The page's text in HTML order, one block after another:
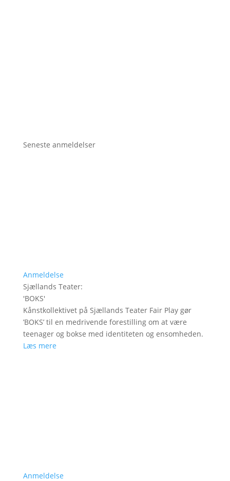
Seneste anmeldelser
Anmeldelse
Sjællands Teater:
'BOKS'
Kånstkollektivet på Sjællands Teater Fair Play gør
’BOKS’ til en medrivende forestilling om at være
teenager og bokse med identiteten og ensomheden.
Læs mere
Anmeldelse